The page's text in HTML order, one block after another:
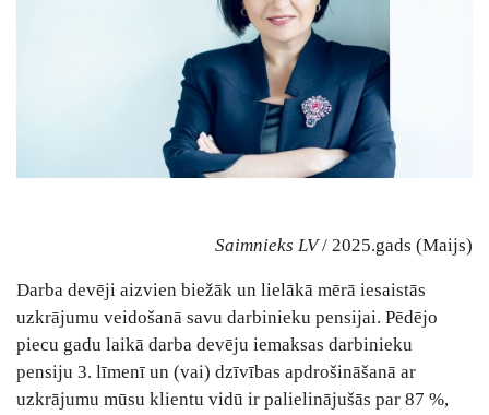
Saimnieks LV/ 2025.gads (Maijs)
Darba devēji aizvien biežāk un lielākā mērā iesaistās
uzkrājumu veidošanā savu darbinieku pensijai. Pēdējo
piecu gadu laikā darba devēju iemaksas darbinieku
pensiju 3. līmenī un (vai) dzīvības apdrošināšanā ar
uzkrājumu mūsu klientu vidū ir palielinājušās par 87 %,